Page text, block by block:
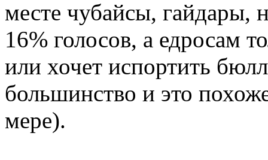
месте чубайсы, гайдары,
16% голосов, а едросам
или хочет испортить
большинство и это
мере).